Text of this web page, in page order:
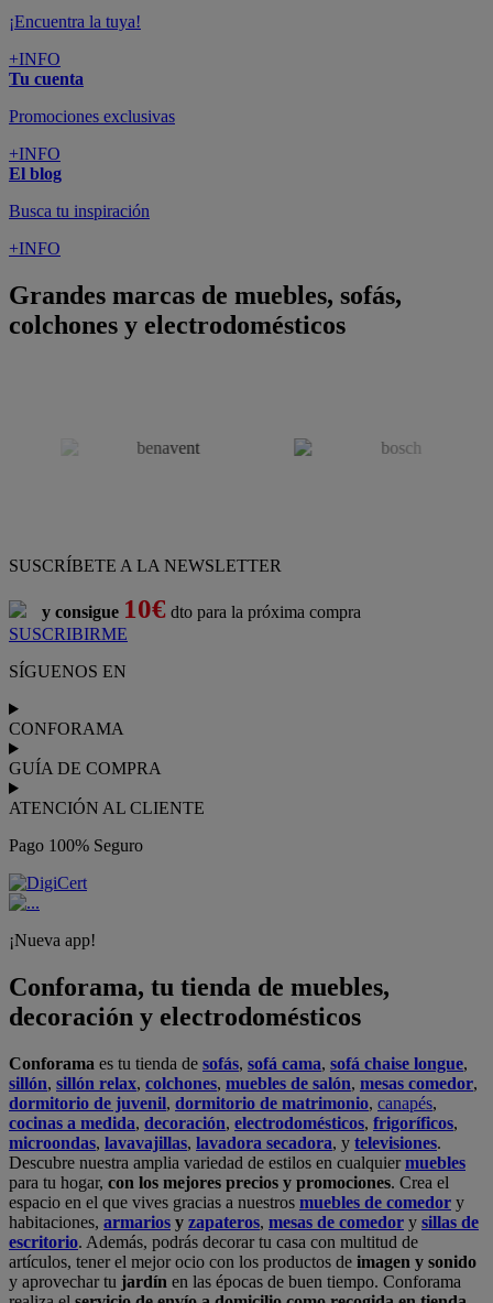
¡Encuentra la tuya!
+INFO
Tu cuenta
Promociones exclusivas
+INFO
El blog
Busca tu inspiración
+INFO
Grandes marcas de muebles, sofás,
colchones y electrodomésticos
SUSCRÍBETE A LA NEWSLETTER
y consigue 10€ dto para la próxima compra
SUSCRIBIRME
SÍGUENOS EN
CONFORAMA
GUÍA DE COMPRA
ATENCIÓN AL CLIENTE
Pago 100% Seguro
¡Nueva app!
Conforama, tu tienda de muebles,
decoración y electrodomésticos
Conforama es tu tienda de sofás, sofá cama, sofá chaise longue,
sillón, sillón relax, colchones, muebles de salón, mesas comedor,
dormitorio de juvenil, dormitorio de matrimonio, canapés,
cocinas a medida, decoración, electrodomésticos, frigoríficos,
microondas, lavavajillas, lavadora secadora, y televisiones.
Descubre nuestra amplia variedad de estilos en cualquiermuebles
para tu hogar, con los mejores precios y promociones. Crea el
espacio en el que vives gracias a nuestros muebles de comedor y
habitaciones, armarios y zapateros, mesas de comedor y sillas de
escritorio. Además, podrás decorar tu casa con multitud de
artículos, tener el mejor ocio con los productos de imagen y sonido
y aprovechar tu jardín en las épocas de buen tiempo. Conforama